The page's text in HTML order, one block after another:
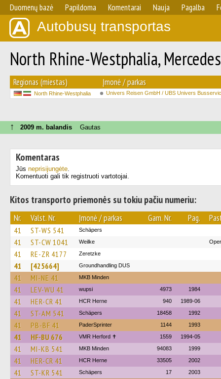
Duomenų bazė Papildoma Komentarai Nauja Pagalba
Autobusų transportas
North Rhine-Westphalia,
Regionas (miestas) Įmonė / parkas
North Rhine-Westphalia Univers Reisen GmbH / UBS Univers
↑ 2009 m. balandis Gautas
Komentaras
Jūs neprisijungėte.
Komentuoti gali tik registruoti vartotojai.
Kitos transporto priemonės su tokiu pačiu numeriu:
Nr. Valst. Nr. Įmonė / parkas Gam. Nr. Pag.
41 ST-WS 541 Schäpers
41 ST-CW 1041 Weilke
41 RE-ZR 4177 Zeretzke
41 [425664] Groundhandling DUS
41 MI-NE 41 MKB Minden
41 LEV-WU 41 wupsi 4973 1984
41 HER-CR 41 HCR Herne 940 1989-06
41 ST-AM 541 Schäpers 18458 1992
41 PB-BF 41 PaderSprinter 1144 1993
41 HF-BU 676 VMR Herford ✝ 1559 1994-05
41 MI-KB 541 MKB Minden 94083 1999
41 HER-CR 41 HCR Herne 33505 2002
41 ST-KR 541 Schäpers 17 2003